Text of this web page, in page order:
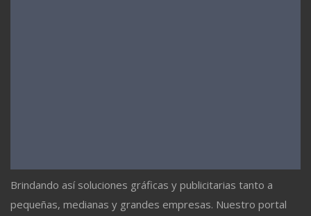
Brindando así soluciones gráficas y publicitarias tanto a
pequeñas, medianas y grandes empresas. Nuestro portal